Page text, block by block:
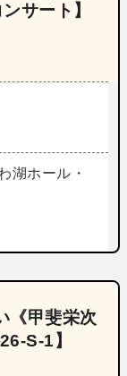
サート】
湖ホール・
甲斐栄次
】